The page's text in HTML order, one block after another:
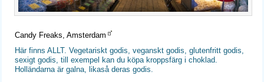
Candy Freaks, Amsterdam
Här finns ALLT. Vegetariskt godis, veganskt godis, glutenfritt godis,
sexigt godis, till exempel kan du köpa kroppsfärg i choklad.
Holländarna är galna, likaså deras godis.